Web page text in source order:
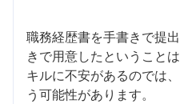
職務経歴書を手書きで提
きで用意したということ
キルに不安があるのでは
う可能性があります。